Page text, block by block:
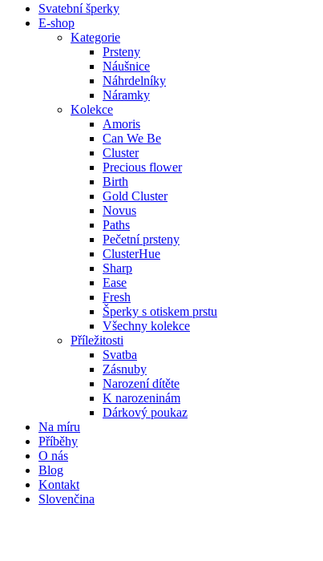
Svatební šperky
E-shop
Kategorie
Prsteny
Náušnice
Náhrdelníky
Náramky
Kolekce
Amoris
Can We Be
Cluster
Precious flower
Birth
Gold Cluster
Novus
Paths
Pečetní prsteny
ClusterHue
Sharp
Ease
Fresh
Šperky s otiskem prstu
Všechny kolekce
Příležitosti
Svatba
Zásnuby
Narození dítěte
K narozeninám
Dárkový poukaz
Na míru
Příběhy
O nás
Blog
Kontakt
Slovenčina